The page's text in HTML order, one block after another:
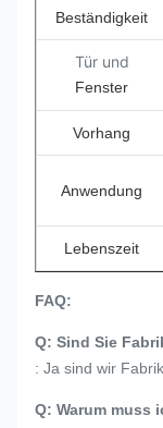
Beständigkeit
Tür und
Fenster
Vorhang
Anwendung
Lebenszeit
FAQ:
Q: Sind Sie
: Ja sind wir Fabrik.
Q: Warum muss